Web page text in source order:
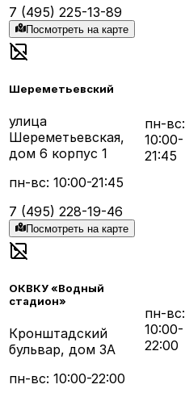
7 (495) 225-13-89
Посмотреть на карте
Шереметьевский
улица
Шереметьевская,
дом 6 корпус 1
пн-вс: 10:00-21:45
7 (495) 228-19-46
Посмотреть на карте
пн-вс:
10:00-
21:45
ОКВКУ «Водный
стадион»
Кронштадский
бульвар, дом 3А
пн-вс: 10:00-22:00
пн-вс:
10:00-
22:00